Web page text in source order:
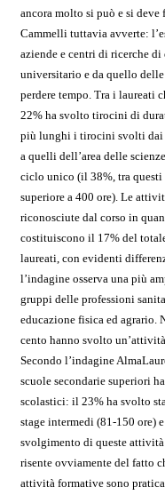
ancora molto si può e si deve
Cammelli tuttavia avverte:
aziende e centri di ricerche
universitario e da quello
perdere tempo. Tra i laureati
22% ha svolto tirocini di
più lunghi i tirocini svolti dai
a quelli dell’area delle
ciclo unico (il 38%, tra
superiore a 400 ore). Le
riconosciute dal corso in
costituiscono il 17% del
laureati, con evidenti
l’indagine osserva una più
gruppi delle professioni
educazione fisica ed agrario.
cento hanno svolto
Secondo l’indagine
scuole secondarie superiori
scolastici: il 23% ha svolto
stage intermedi (81-150 ore)
svolgimento di queste attività
risente ovviamente del fatto
attività formative sono